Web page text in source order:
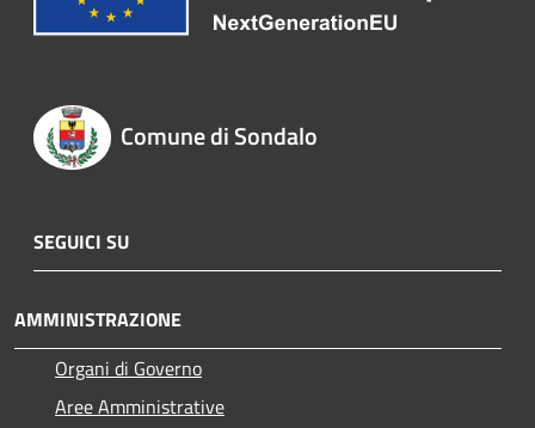
Comune di Sondalo
SEGUICI SU
AMMINISTRAZIONE
Organi di Governo
Aree Amministrative